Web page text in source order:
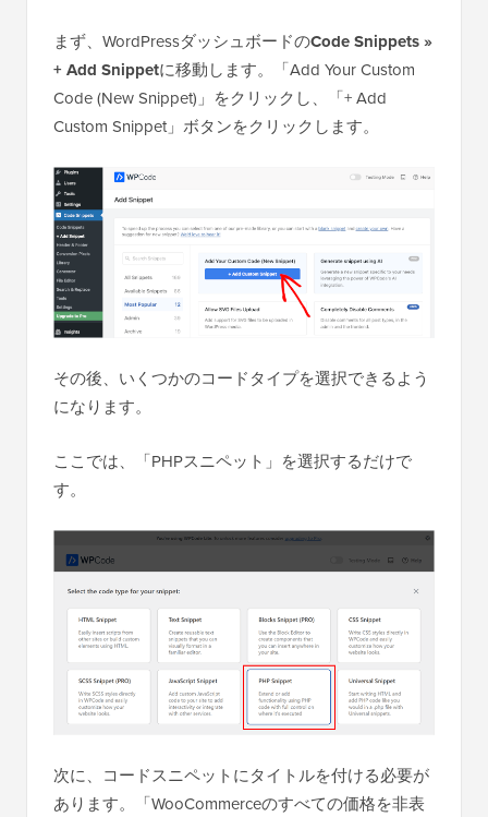
まず、WordPressダッシュボードのCode Snippets »
+ Add Snippetに移動します。「Add Your Custom
Code (New Snippet)」をクリックし、「+ Add
Custom Snippet」ボタンをクリックします。
その後、いくつかのコードタイプを選択できるよう
になります。
ここでは、「PHPスニペット」を選択するだけで
す。
次に、コードスニペットにタイトルを付ける必要が
あります。「WooCommerceのすべての価格を非表